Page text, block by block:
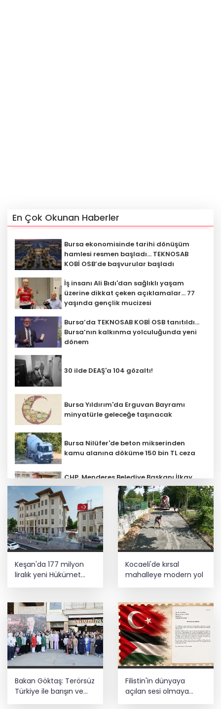
En Çok Okunan Haberler
Bursa ekonomisinde tarihi dönüşüm
hamlesi resmen başladı... TEKNOSAB
KOBİ OSB’de başvurular başladı
İş insanı Ali Bıdı'dan sağlıklı yaşam
üzerine dikkat çeken açıklamalar... 77
yaşında gençlik mucizesi
Bursa’da TEKNOSAB KOBİ OSB tanıtıldı...
Bursa’nın kalkınma yolculuğunda yeni
dönem
30 ilde DEAŞ'a 104 gözaltı!
Bursa Yıldırım'da Erguvan Bayramı
minyatürle geleceğe taşınacak
Bursa Nilüfer'de beton mikserinden
kamu alanına döküme 150 bin TL ceza
CHP, Menderes Belediye Başkanı İlkay
Çiçek'i kesin ihraç talebiyle disipline
sevk etti
Ankara'da uyuşturucu ve fuhuş 8
gözaltı
E-KİP’e Türkiye’nin Dijital Dönüşüm
Ödülü... Kamu kategorisinde zirvede
Arabistan yolcusu
Keşan'da 177 milyon
liralık yeni Hükümet
Kocaeli'de kırsal
mahalleye modern yol
Bakan Göktaş: Terörsüz
Türkiye ile barışın ve
istikrarın güçlendiği
Filistin'in dünyaya
açılan sesi olmaya
devam edeceğiz